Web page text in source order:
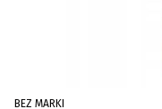
PRODUCENT
BEZ MARKI